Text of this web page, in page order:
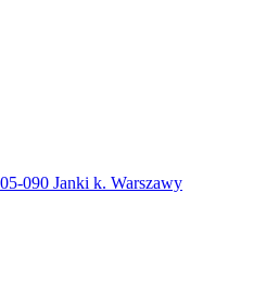
090 Janki k. Warszawy